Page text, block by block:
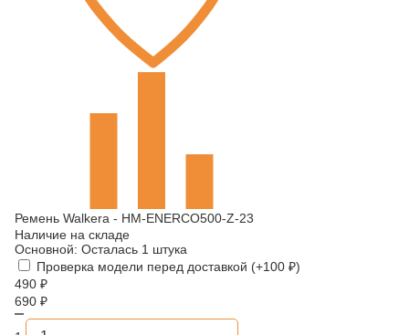
Ремень Walkera - HM-ENERCO500-Z-23
Наличие на складе
Основной: Осталась 1 штука
Проверка модели перед доставкой (+100 ₽)
490 ₽
690 ₽